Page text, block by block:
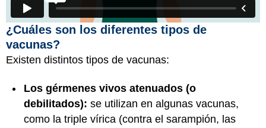
¿Cuáles son los diferentes tipos de
vacunas?
Existen distintos tipos de vacunas:
Los gérmenes vivos atenuados (o
debilitados): se utilizan en algunas vacunas,
como la triple vírica (contra el sarampión, las